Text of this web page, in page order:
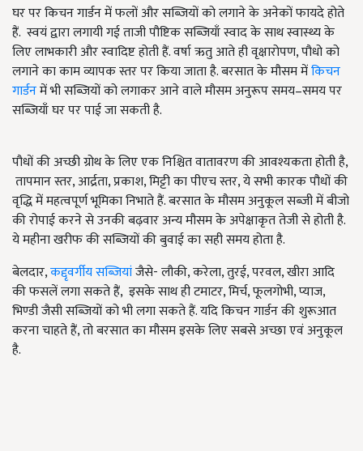
घर पर किचन गार्डन में फलों और सब्जियों को लगाने के अनेकों फायदे होते
हैं. स्वयं द्वारा लगायी गई ताजी पौष्टिक सब्जियाँ स्वाद के साथ स्वास्थ्य के
लिए लाभकारी और स्वादिष्ट होती हैं. वर्षा ऋतु आते ही वृक्षारोपण, पौधो को
लगाने का काम व्यापक स्तर पर किया जाता है. बरसात के मौसम मेंकिचन
गार्डनमें भी सब्जियों को लगाकर आने वाले मौसम अनुरूप समय–समय पर
सब्जियाँ घर पर पाई जा सकती है.
पौधों की अच्छी ग्रोथ के लिए एक निश्चित वातावरण की आवश्यकता होती है,
तापमान स्तर, आर्द्रता, प्रकाश, मिट्टी का पीएच स्तर, ये सभी कारक पौधों की
वृद्धि में महत्वपूर्ण भूमिका निभाते हैं. बरसात के मौसम अनुकूल सब्जी में बीजो
की रोपाई करने से उनकी बढ़वार अन्य मौसम के अपेक्षाकृत तेजी से होती है.
ये महीना खरीफ की सब्जियों की बुवाई का सही समय होता है.
बेलदार,कद्दृवर्गीय सब्जियांजैसे- लौकी, करेला, तुरई, परवल, खीरा आदि
की फसलें लगा सकते हैं, इसके साथ ही टमाटर, मिर्च, फूलगोभी, प्याज,
भिण्डी जैसी सब्जियों को भी लगा सकते हैं. यदि किचन गार्डन की शुरूआत
करना चाहते हैं, तो बरसात का मौसम इसके लिए सबसे अच्छा एवं अनुकूल
है.